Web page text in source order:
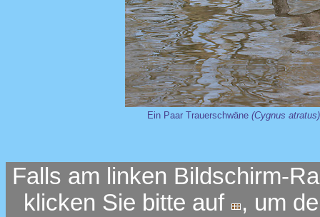
Ein Paar Trauerschwäne (Cygnus atratus)
Falls am linken Bildschirm-
klicken Sie bitte auf
, um